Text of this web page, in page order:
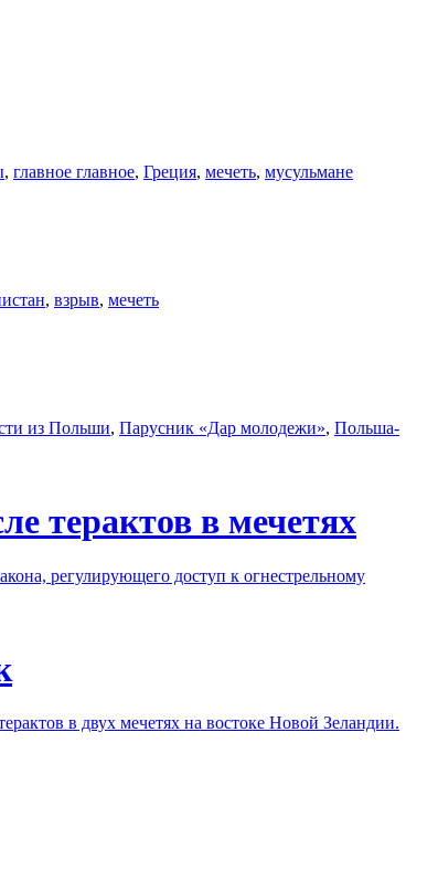
, главное главное, Греция, мечеть, мусульмане
, взрыв, мечеть
из Польши, Парусник «Дар молодежи», Польша-
терактов в мечетях
регулирующего доступ к огнестрельному
в двух мечетях на востоке Новой Зеландии.